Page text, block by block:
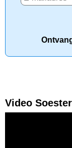
Video